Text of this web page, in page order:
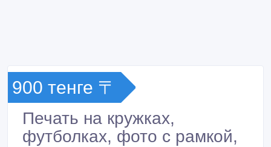
900 тенге 〒
Печать на кружках,
футболках, фото с рамкой,